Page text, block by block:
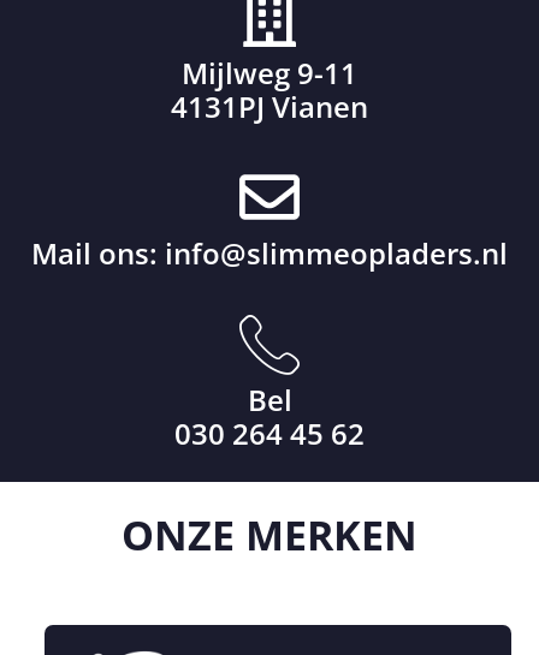
Mijlweg 9-11
4131PJ Vianen
Mail ons: info@slimmeopladers.nl
Bel
030 264 45 62
ONZE MERKEN